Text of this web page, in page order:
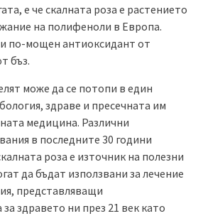
е че скалната роза е растението
на полифеноли в Европа.
по-мощен антиоксидант от
бъз.
може да се потопи в един
здраве и пресечната им
медицина. Различни
в последните 30 години
роза е източник на полезни
да бъдат използвани за лечение
представляващи
здравето ни през 21 век като